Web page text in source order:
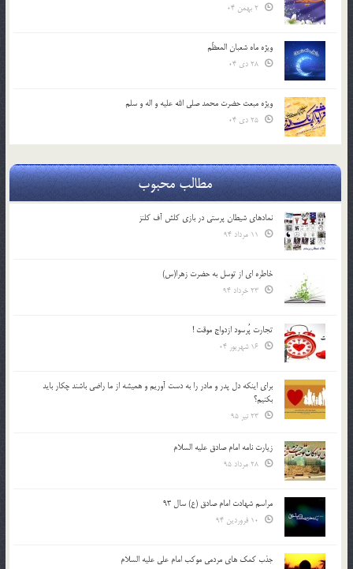
ویژه ماه شعبان المعظّم
ویژه مبعث حضرت محمد صلی الله علیه و اله و سلم
مطالب محبوب
نمادهای شیطان پرستی در بازی کلش آف کلنز
خاطره ای از توسل به حضرت زهرا(س)
تجارت پُرسود ازدواج موقت !
براي اينكه دل پدر و مادر را به دست آوريم و هميشه از ما راضي باشند چكار بايد
بكنيم؟
زیارت نامه امام صادق علیه السلام
مراسم شهادت امام صادق (ع) سال 93
جذب کمک های مردمی موکب امام علی علیه السلام